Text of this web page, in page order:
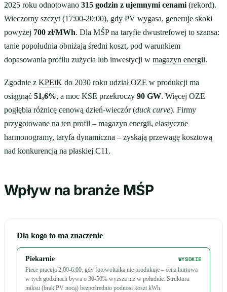
2025 roku odnotowano 315 godzin z ujemnymi cenami (rekord).
Wieczorny szczyt (17:00-20:00), gdy PV wygasa, generuje skoki
powyżej 700 zł/MWh. Dla MŚP na taryfie dwustrefowej to szansa:
tanie popołudnia obniżają średni koszt, pod warunkiem
dopasowania profilu zużycia lub inwestycji w magazyn energii.
Zgodnie z KPEiK do 2030 roku udział OZE w produkcji ma
osiągnąć 51,6%, a moc KSE przekroczy 90 GW. Więcej OZE
pogłębia różnicę cenową dzień-wieczór (duck curve). Firmy
przygotowane na ten profil – magazyn energii, elastyczne
harmonogramy, taryfa dynamiczna – zyskają przewagę kosztową
nad konkurencją na płaskiej C11.
Wpływ na branże MŚP
Dla kogo to ma znaczenie
Piekarnie WYSOKIE
Piece pracują 2:00-6:00, gdy fotowoltaika nie produkuje – cena hurtowa
w tych godzinach bywa o 30-50% wyższa niż w południe. Struktura
miksu (brak PV nocą) bezpośrednio podnosi koszt kWh.